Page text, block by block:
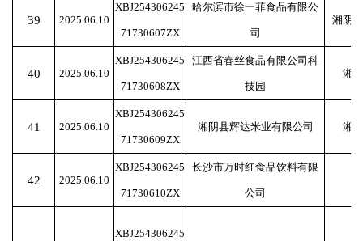
39 2025.06.10
XBJ254306245
71730607ZX
哈尔滨市徐一菲食品有限公
司
湘阴
40 2025.06.10
XBJ254306245
71730608ZX
江西省春丝食品有限公司科
技园
湘
41 2025.06.10
XBJ254306245
71730609ZX
湘阴县辉达米业有限公司 湘
42 2025.06.10
XBJ254306245
71730610ZX
长沙市万时红食品饮料有限
公司
XBJ254306245